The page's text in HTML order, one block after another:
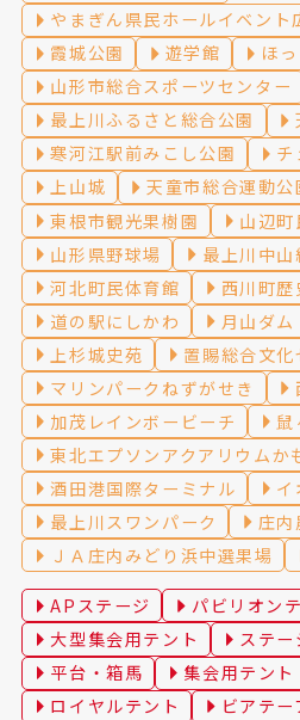
やまぎん県民ホールイベント
霞城公園
遊学館
ほ
山形市総合スポーツセンター
最上川ふるさと総合公園
寒河江駅前みこし公園
チ
上山城
天童市総合運動公
東根市観光果樹園
山辺
山形県野球場
最上川中山
河北町民体育館
西川町
道の駅にしかわ
月山ダム
上杉城史苑
置賜総合文化
マリンパークねずがせき
加茂レインボービーチ
鼠
東北エプソンアクアリウムか
酒田港国際ターミナル
イ
最上川スワンパーク
庄
ＪＡ庄内みどり浜中選果場
APステージ
パビリオン
大型集会用テント
ステー
平台・箱馬
集会用テント
ロイヤルテント
ビアテー